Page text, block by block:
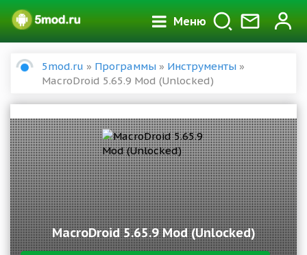
Меню
5mod.ru » Программы » Инструменты »
MacroDroid 5.65.9 Mod (Unlocked)
MacroDroid 5.65.9 Mod (Unlocked)